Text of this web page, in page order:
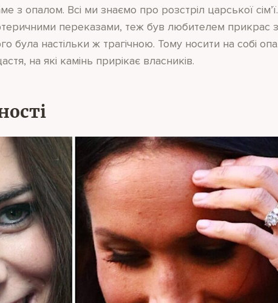
з опалом. Всі ми знаємо про розстріл царської
переказами, теж був любителем прикрас
була настільки ж трагічною. Тому носити на собі
на які камінь прирікає власників.